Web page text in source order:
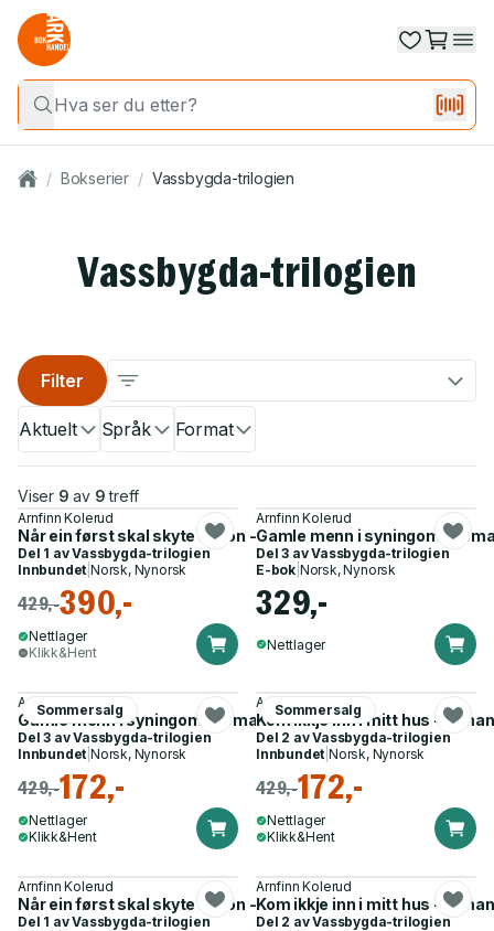
/ Bokserier / Vassbygda-trilogien
Vassbygda-trilogien
Aktuelt Språk Format
Filter
Viser 9 av 9 treff
Arnfinn Kolerud
Når ein først skal skyte nokon - første roman av tre
Del 1 avVassbygda-trilogien
Innbundet |Norsk, Nynorsk
429,-390,-
Nettlager
Klikk&Hent
Arnfinn Kolerud
Gamle menn i syningom -
Del 3 avVassbygda-trilogien
E-bok Norsk, Nynorsk
329,-
Nettlager
Sommersalg
Arnfinn Kolerud
Gamle menn i syningom - roman
Del 3 avVassbygda-trilogien
Innbundet |Norsk, Nynorsk
429,-172,-
Nettlager
Klikk&Hent
Sommersalg
Arnfinn Kolerud
Kom ikkje inn i mitt hus - roman
Del 2 avVassbygda-trilogien
Innbundet |Norsk, Nynorsk
429,-172,-
Nettlager
Klikk&Hent
Arnfinn Kolerud
Når ein først skal skyte nokon - første roman av tre
Del 1 avVassbygda-trilogien
Arnfinn Kolerud
Kom ikkje inn i mitt hus - roman
Del 2 avVassbygda-trilogien